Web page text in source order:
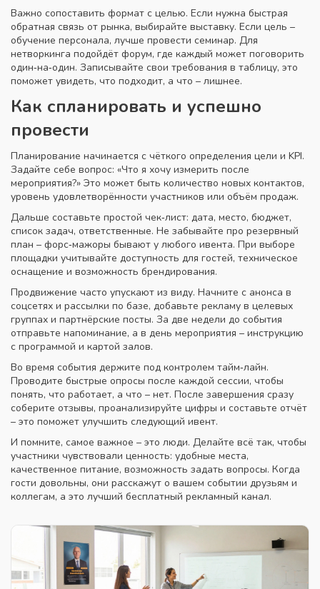
Важно сопоставить формат с целью. Если нужна быстрая
обратная связь от рынка, выбирайте выставку. Если цель –
обучение персонала, лучше провести семинар. Для
нетворкинга подойдёт форум, где каждый может поговорить
один‑на‑один. Записывайте свои требования в таблицу, это
поможет увидеть, что подходит, а что – лишнее.
Как спланировать и успешно
провести
Планирование начинается с чёткого определения цели и KPI.
Задайте себе вопрос: «Что я хочу измерить после
мероприятия?» Это может быть количество новых контактов,
уровень удовлетворённости участников или объём продаж.
Дальше составьте простой чек‑лист: дата, место, бюджет,
список задач, ответственные. Не забывайте про резервный
план – форс‑мажоры бывают у любого ивента. При выборе
площадки учитывайте доступность для гостей, техническое
оснащение и возможность брендирования.
Продвижение часто упускают из виду. Начните с анонса в
соцсетях и рассылки по базе, добавьте рекламу в целевых
группах и партнёрские посты. За две недели до события
отправьте напоминание, а в день мероприятия – инструкцию
с программой и картой залов.
Во время события держите под контролем тайм‑лайн.
Проводите быстрые опросы после каждой сессии, чтобы
понять, что работает, а что – нет. После завершения сразу
соберите отзывы, проанализируйте цифры и составьте отчёт
– это поможет улучшить следующий ивент.
И помните, самое важное – это люди. Делайте всё так, чтобы
участники чувствовали ценность: удобные места,
качественное питание, возможность задать вопросы. Когда
гости довольны, они расскажут о вашем событии друзьям и
коллегам, а это лучший бесплатный рекламный канал.